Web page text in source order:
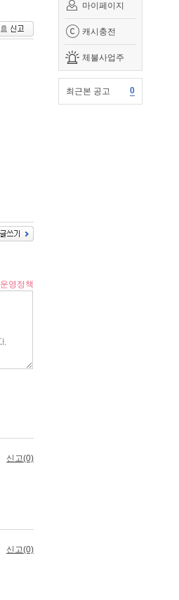
마이페이지
캐시충전
체불사업주
최근본 공고 0